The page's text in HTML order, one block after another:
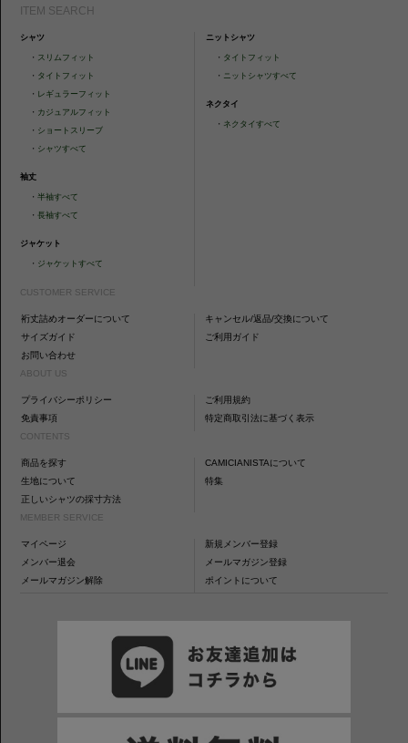
ITEM SEARCH
シャツ
・ スリムフィット
・ タイトフィット
・ レギュラーフィット
・ カジュアルフィット
・ ショートスリーブ
・ シャツすべて
袖丈
・半袖すべて
・長袖すべて
ジャケット
・ ジャケットすべて
ニットシャツ
・ タイトフィット
・ ニットシャツすべて
ネクタイ
・ ネクタイすべて
CUSTOMER SERVICE
裄丈詰めオーダーについて
キャンセル/返品/交換について
サイズガイド
ご利用ガイド
お問い合わせ
ABOUT US
プライバシーポリシー
ご利用規約
免責事項
特定商取引法に基づく表示
CONTENTS
商品を探す
CAMICIANISTAについて
生地について
特集
正しいシャツの採寸方法
MEMBER SERVICE
マイページ
新規メンバー登録
メンバー退会
メールマガジン登録
メールマガジン解除
ポイントについて